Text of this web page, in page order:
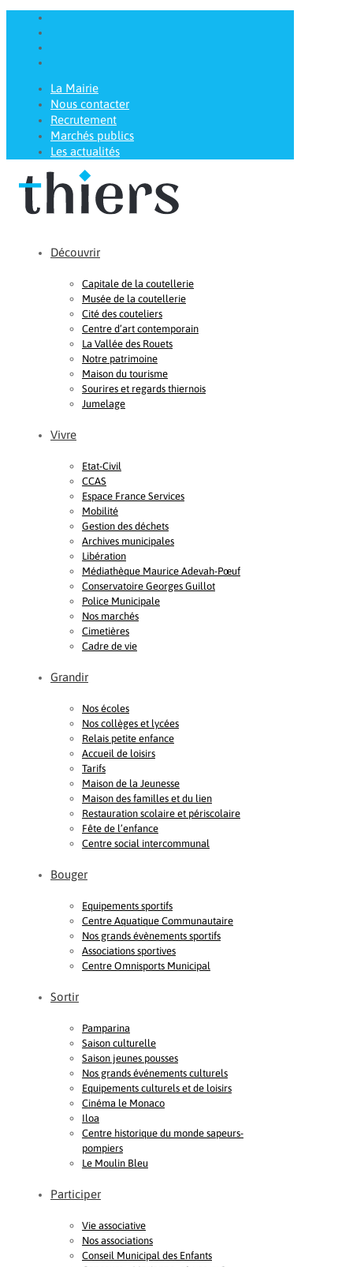
La Mairie
Nous contacter
Recrutement
Marchés publics
Les actualités
Découvrir
Capitale de la coutellerie
Musée de la coutellerie
Cité des couteliers
Centre d’art contemporain
La Vallée des Rouets
Notre patrimoine
Maison du tourisme
Sourires et regards thiernois
Jumelage
Vivre
Etat-Civil
CCAS
Espace France Services
Mobilité
Gestion des déchets
Archives municipales
Libération
Médiathèque Maurice Adevah-Pœuf
Conservatoire Georges Guillot
Police Municipale
Nos marchés
Cimetières
Cadre de vie
Grandir
Nos écoles
Nos collèges et lycées
Relais petite enfance
Accueil de loisirs
Tarifs
Maison de la Jeunesse
Maison des familles et du lien
Restauration scolaire et périscolaire
Fête de l’enfance
Centre social intercommunal
Bouger
Equipements sportifs
Centre Aquatique Communautaire
Nos grands évènements sportifs
Associations sportives
Centre Omnisports Municipal
Sortir
Pamparina
Saison culturelle
Saison jeunes pousses
Nos grands événements culturels
Equipements culturels et de loisirs
Cinéma le Monaco
Iloa
Centre historique du monde sapeurs-
pompiers
Le Moulin Bleu
Participer
Vie associative
Nos associations
Conseil Municipal des Enfants